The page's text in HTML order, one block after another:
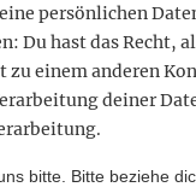
persönlichen
Du hast das
zu einem anderen
deiner
bitte. Bitte beziehe